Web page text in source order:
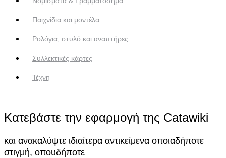
Παιχνίδια και μοντέλα
Ρολόγια, στυλό και αναπτήρες
Συλλεκτικές κάρτες
Τέχνη
Κατεβάστε την εφαρμογή της Catawiki
και ανακαλύψτε ιδιαίτερα αντικείμενα οποιαδήποτε
στιγμή, οπουδήποτε